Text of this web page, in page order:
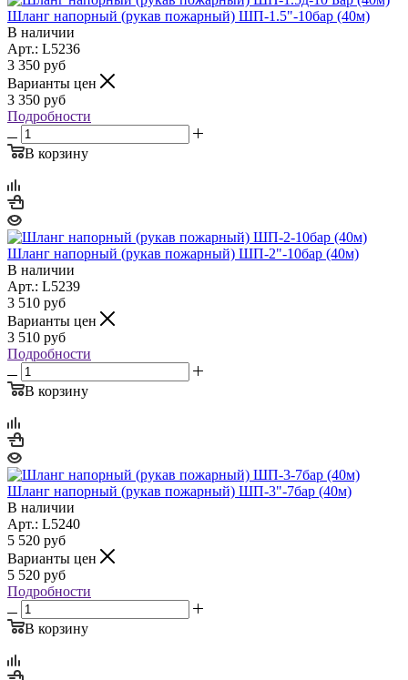
Шланг напорный (рукав пожарный) ШП-1.5"-10бар (40м)
В наличии
Арт.: L5236
3 350 руб
Варианты цен
3 350 руб
Подробности
В корзину
Шланг напорный (рукав пожарный) ШП-2"-10бар (40м)
В наличии
Арт.: L5239
3 510 руб
Варианты цен
3 510 руб
Подробности
В корзину
Шланг напорный (рукав пожарный) ШП-3"-7бар (40м)
В наличии
Арт.: L5240
5 520 руб
Варианты цен
5 520 руб
Подробности
В корзину